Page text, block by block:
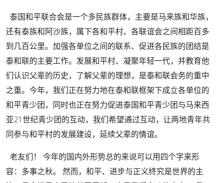
泰国和平联合会是一个多民族群体，主要是马来族和华族，
还有泰族和阿沙族，属下各和平村、各联谊会之间相距百多
到几百公里。加强各单位之间的联系、促进各民族的团结是
泰和联的主要工作。发展和平村、凝聚年轻一代，并教育他
们认识父辈的历史，了解父辈的理想，是泰和联会务的重中
之重。今年，我们正在努力地在泰和联框架下成立各单位的
和平青少团，同时也正在努力促进泰国和平青少团与马来西
亚21世纪青少团的互动，我们希望通过互动，让两地青年共
同参与和平村的发展建设，延续父辈的情谊。
老友们！ 今年的国内外形势总的来说可以用四个字来形
容：多事之秋。 然而，和平、进步与正义终究是世界的主